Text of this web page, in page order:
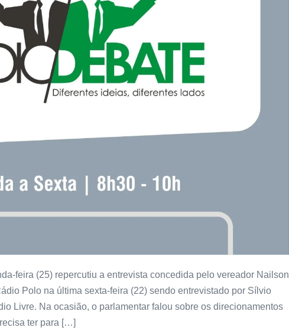
feira (25) repercutiu a entrevista concedida pelo vereador Nailson
Polo na última sexta-feira (22) sendo entrevistado por Sílvio
Livre. Na ocasião, o parlamentar falou sobre os direcionamentos
ter para […]